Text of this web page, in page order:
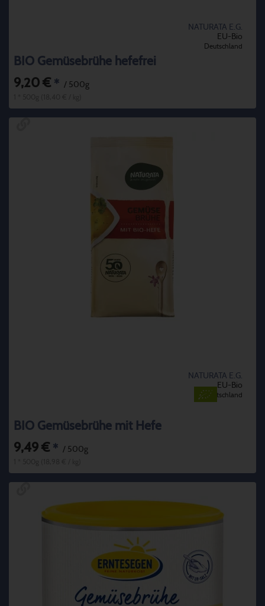
NATURATA E.G.
EU-Bio
Deutschland
BIO Gemüsebrühe hefefrei
9,20 € * / 500g
NATURATA E.G.
EU-Bio
Deutschland
BIO Gemüsebrühe mit Hefe
9,49 € * / 500g